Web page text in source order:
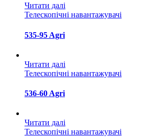
Читати далі
Телескопічні навантажувачі
535-95 Agri
Читати далі
Телескопічні навантажувачі
536-60 Agri
Читати далі
Телескопічні навантажувачі